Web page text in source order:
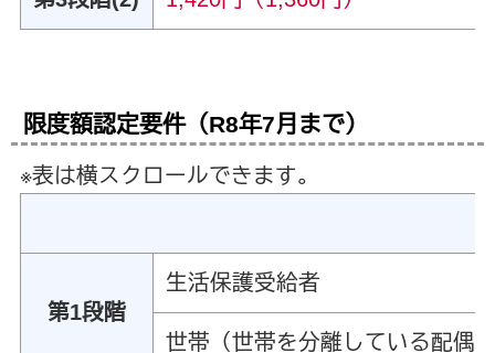
限度額認定要件（R8年7月まで）
※表は横スクロールできます。
第1段階
生活保護受給者
世帯（世帯を分離している配偶